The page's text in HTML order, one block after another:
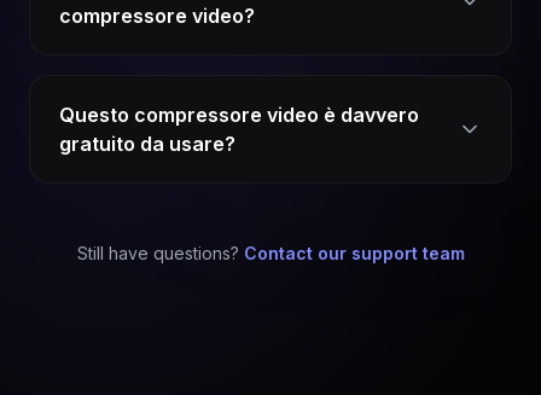
compressore video?
Questo compressore video è davvero
gratuito da usare?
Still have questions? Contact our support team